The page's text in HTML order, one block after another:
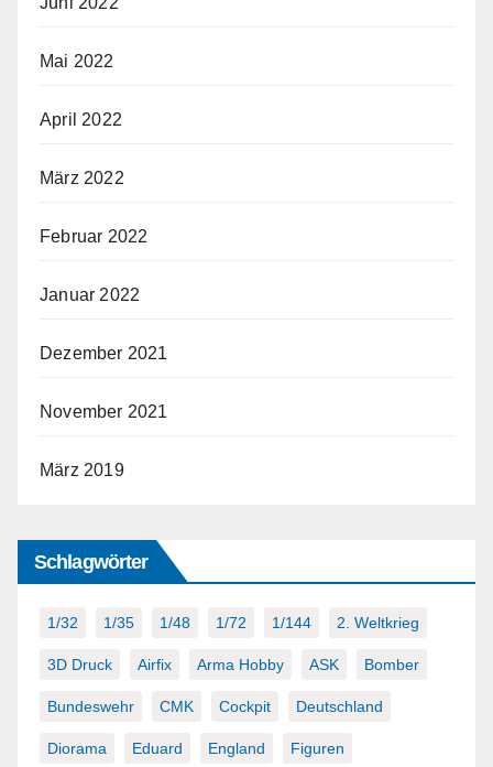
Mai 2022
April 2022
März 2022
Februar 2022
Januar 2022
Dezember 2021
November 2021
März 2019
Schlagwörter
1/32 1/35 1/48 1/72 1/144 2. Weltkrieg
3D Druck Airfix Arma Hobby ASK Bomber
Bundeswehr CMK Cockpit Deutschland
Diorama Eduard England Figuren